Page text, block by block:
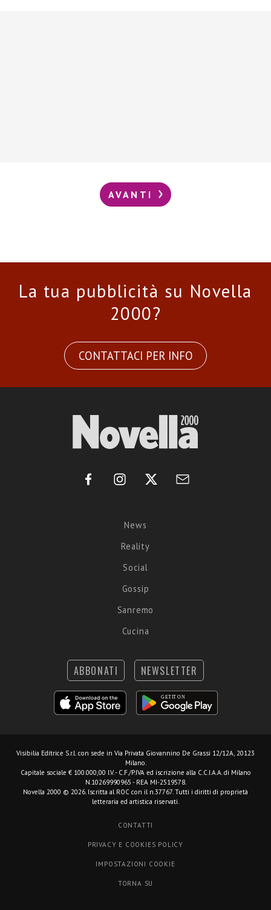
AVANTI
La tua pubblicità su Novella
2000?
CONTATTACI PER INFO
News
Reality
Social
Gossip
Sanremo
Cucina
ABBONATI NEWSLETTER
Visibilia Editrice S.r.l. con sede in Via Privata Giovannino De Grassi 12/12A, 20123
Milano.
Capitale sociale € 100.000,00 I.V. - C.F./P.IVA ed iscrizione alla C.C.I.A.A. di Milano
N.10269990965 - REA MI-2519578.
Novella 2000 © 2026. Iscritta al ROC con il n.37767. Tutti i diritti di proprietà
letteraria ed artistica riservati.
CONTATTI
PRIVACY E COOKIES POLICY
IMPOSTAZIONI COOKIE
TORNA SU